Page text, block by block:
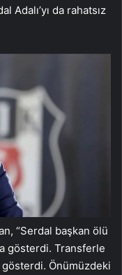
da rahatsız
“Serdal başkan ölü
gösterdi. Transferle
gösterdi. Önümüzdeki